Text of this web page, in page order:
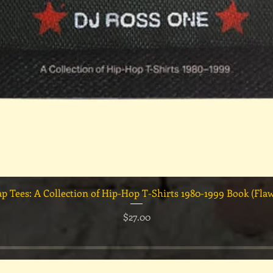
クイックビュー
Tees: A Collection of Hip-Hop T-Shirts 1980-1999 Book
価格
$27.00